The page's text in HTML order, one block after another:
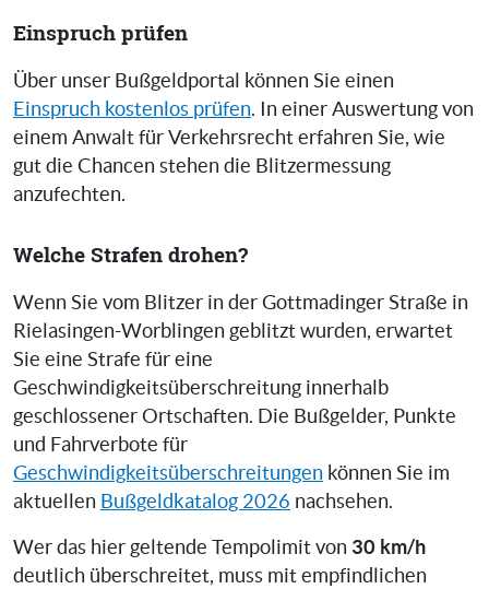
Einspruch prüfen
Über unser Bußgeldportal können Sie einen
Einspruch kostenlos prüfen. In einer Auswertung von
einem Anwalt für Verkehrsrecht erfahren Sie, wie
gut die Chancen stehen die Blitzermessung
anzufechten.
Welche Strafen drohen?
Wenn Sie vom Blitzer in der Gottmadinger Straße in
Rielasingen-Worblingen geblitzt wurden, erwartet
Sie eine Strafe für eine
Geschwindigkeitsüberschreitung innerhalb
geschlossener Ortschaften. Die Bußgelder, Punkte
und Fahrverbote für
Geschwindigkeitsüberschreitungen können Sie im
aktuellen Bußgeldkatalog 2026 nachsehen.
Wer das hier geltende Tempolimit von 30 km/h
deutlich überschreitet, muss mit empfindlichen